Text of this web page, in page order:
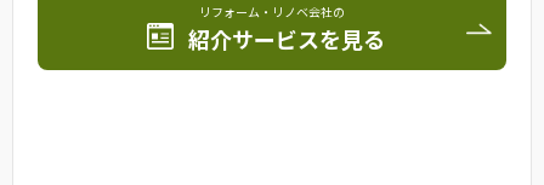
リフォーム・リノベ会社の
紹介サービスを見る